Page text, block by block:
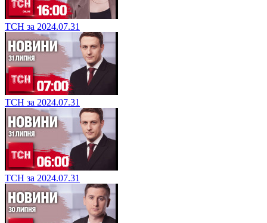
ТСН за 2024.07.31
ТСН за 2024.07.31
ТСН за 2024.07.31